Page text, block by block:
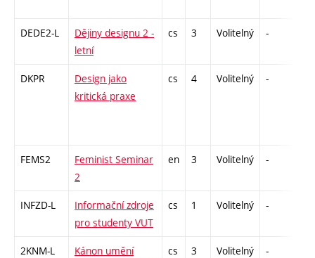
DEDE2-L
Dějiny designu 2 -
letní
cs 3 Volitelný -
DKPR
Design jako
kritická praxe
cs 4 Volitelný -
FEMS2
Feminist Seminar
2
en 3 Volitelný -
INFZD-L
Informační zdroje
pro studenty VUT
cs 1 Volitelný -
2KNM-L
Kánon umění
cs 3 Volitelný -